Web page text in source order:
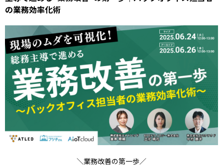
の業務効率化術
＼業務改善の第一歩／